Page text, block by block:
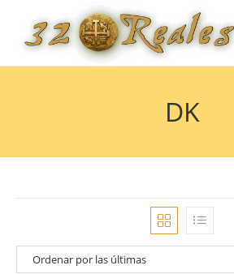
contenido
DK